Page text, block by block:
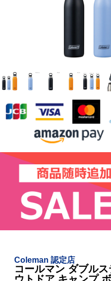
Coleman 認定店
コールマン ダブル